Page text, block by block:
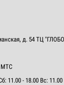
д. 54 ТЦ
МТС
11.00 - 18.00 Вс: